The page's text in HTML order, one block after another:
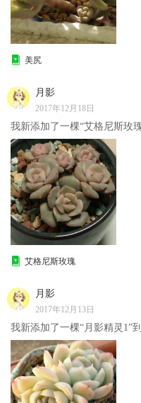
美尻
月影
2017年12月18日
我新添加了一棵“艾格尼斯玫
艾格尼斯玫瑰
月影
2017年12月13日
我新添加了一棵“月影精灵1”